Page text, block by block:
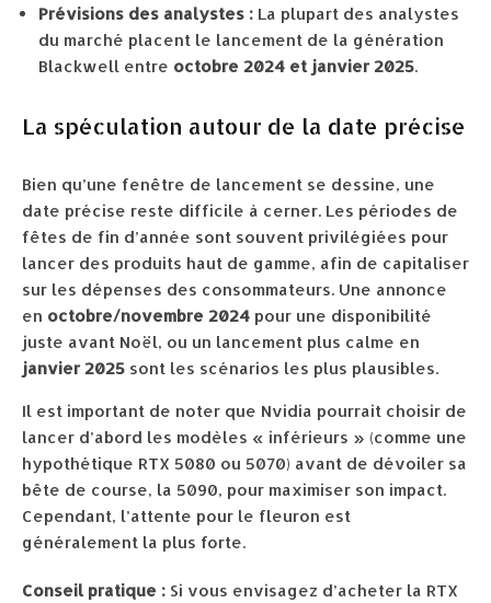
Prévisions des analystes : La plupart des analystes
du marché placent le lancement de la génération
Blackwell entre octobre 2024 et janvier 2025.
La spéculation autour de la date précise
Bien qu’une fenêtre de lancement se dessine, une
date précise reste difficile à cerner. Les périodes de
fêtes de fin d’année sont souvent privilégiées pour
lancer des produits haut de gamme, afin de capitaliser
sur les dépenses des consommateurs. Une annonce
en octobre/novembre 2024 pour une disponibilité
juste avant Noël, ou un lancement plus calme en
janvier 2025 sont les scénarios les plus plausibles.
Il est important de noter que Nvidia pourrait choisir de
lancer d’abord les modèles « inférieurs » (comme une
hypothétique RTX 5080 ou 5070) avant de dévoiler sa
bête de course, la 5090, pour maximiser son impact.
Cependant, l’attente pour le fleuron est
généralement la plus forte.
Conseil pratique : Si vous envisagez d’acheter la RTX